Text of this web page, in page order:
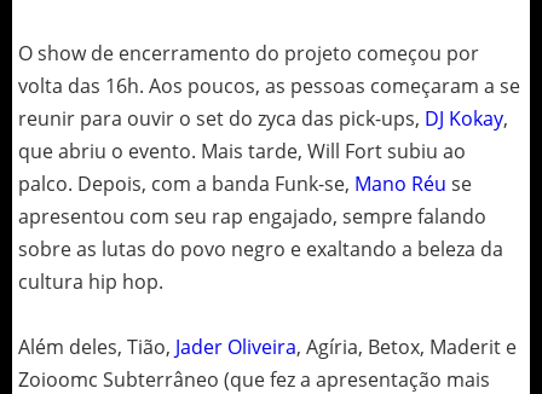
O show de encerramento do projeto começou por
volta das 16h. Aos poucos, as pessoas começaram a se
reunir para ouvir o set do zyca das pick-ups, DJ Kokay,
que abriu o evento. Mais tarde, Will Fort subiu ao
palco. Depois, com a banda Funk-se, Mano Réu se
apresentou com seu rap engajado, sempre falando
sobre as lutas do povo negro e exaltando a beleza da
cultura hip hop.
Além deles, Tião, Jader Oliveira, Agíria, Betox, Maderit e
Zoioomc Subterrâneo (que fez a apresentação mais